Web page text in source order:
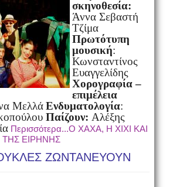
σκηνοθεσία:
Άννα Σεβαστή
Τζίμα
Πρωτότυπη
μουσική:
Κωνσταντίνος
Ευαγγελίδης
Χορογραφία –
επιμέλεια
ΜελλάΕνδυματολογία:
Παίζουν: Αλέξης
Περισσότερα...Ο ΧΑΧΑ, Η ΧΙΧΙ ΚΑΙ
ΕΙΡΗΝΗΣ
ΖΩΝΤΑΝΕΥΟΥΝ